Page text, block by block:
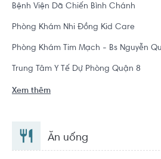
Bệnh Viện Dã Chiến Bình Chánh
Phòng Khám Nhi Đồng Kid Care
Phòng Khám Tim Mạch - Bs Nguyễn
Trung Tâm Y Tế Dự Phòng Quận 8
Xem thêm
Ăn uống